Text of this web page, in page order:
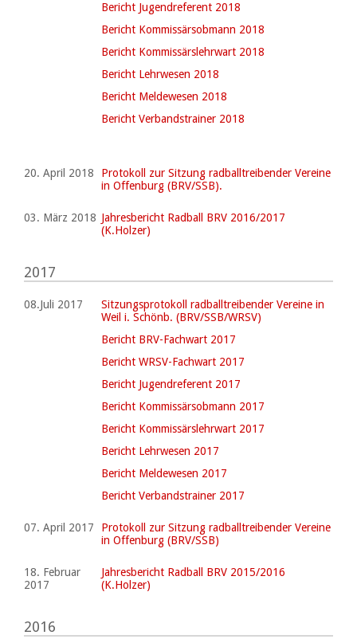
Bericht Jugendreferent 2018
Bericht Kommissärsobmann 2018
Bericht Kommissärslehrwart 2018
Bericht Lehrwesen 2018
Bericht Meldewesen 2018
Bericht Verbandstrainer 2018
20. April 2018
Protokoll zur Sitzung radballtreibender Vereine
in Offenburg (BRV/SSB).
03. März 2018 Jahresbericht Radball BRV 2016/2017
(K.Holzer)
2017
08.Juli 2017
Sitzungsprotokoll radballtreibender Vereine in
Weil i. Schönb. (BRV/SSB/WRSV)
Bericht BRV-Fachwart 2017
Bericht WRSV-Fachwart 2017
Bericht Jugendreferent 2017
Bericht Kommissärsobmann 2017
Bericht Kommissärslehrwart 2017
Bericht Lehrwesen 2017
Bericht Meldewesen 2017
Bericht Verbandstrainer 2017
07. April 2017
Protokoll zur Sitzung radballtreibender Vereine
in Offenburg (BRV/SSB)
18. Februar
2017
Jahresbericht Radball BRV 2015/2016
(K.Holzer)
2016